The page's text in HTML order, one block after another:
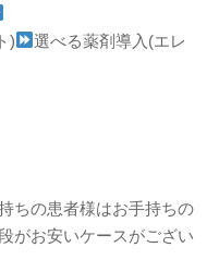
)
選べる薬剤導入(エレ
ちの患者様はお手持ちの
がお安いケースがござい